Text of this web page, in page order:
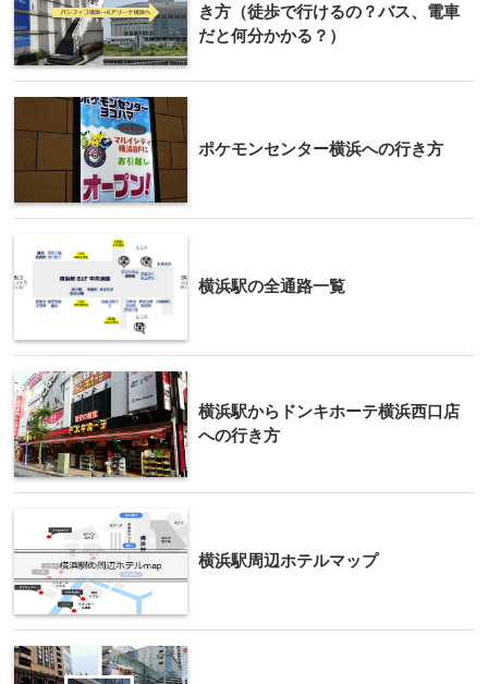
き方（徒歩で行けるの？バス、電車
だと何分かかる？）
ポケモンセンター横浜への行き方
横浜駅の全通路一覧
横浜駅からドンキホーテ横浜西口店
への行き方
横浜駅周辺ホテルマップ